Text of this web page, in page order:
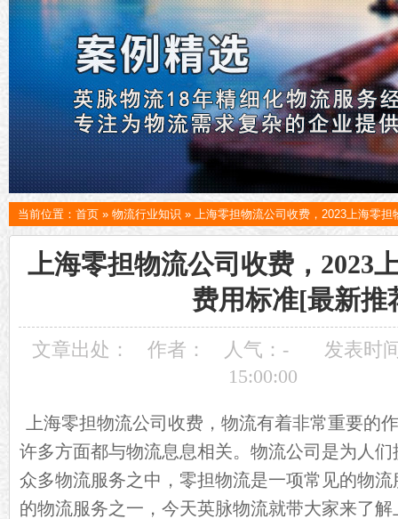
当前位置： 首页 » 物流行业知识 » 上海零担物流公司收费，2023上海零
上海零担物流公司收费，2023
费用标准[最新推
文章出处： 作者： 人气： -
发表时
15:00:00
上海零担物流公司 收费，物流有着非常重要的
许多方面都与物流息息相关。物流公司是为人
众多物流服务之中，零担物流是一项常见的物
的物流服务之一，今天英脉物流就带大家来了